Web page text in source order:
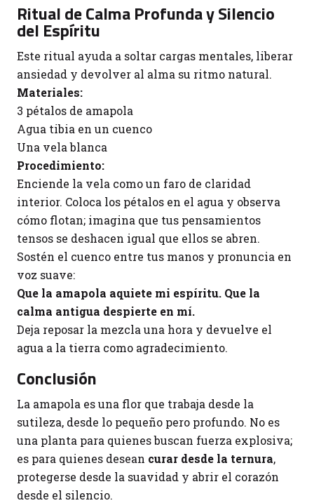
Ritual de Calma Profunda y Silencio
del Espíritu
Este ritual ayuda a soltar cargas mentales, liberar
ansiedad y devolver al alma su ritmo natural.
Materiales:
3 pétalos de amapola
Agua tibia en un cuenco
Una vela blanca
Procedimiento:
Enciende la vela como un faro de claridad
interior. Coloca los pétalos en el agua y observa
cómo flotan; imagina que tus pensamientos
tensos se deshacen igual que ellos se abren.
Sostén el cuenco entre tus manos y pronuncia en
voz suave:
Que la amapola aquiete mi espíritu. Que la
calma antigua despierte en mí.
Deja reposar la mezcla una hora y devuelve el
agua a la tierra como agradecimiento.
Conclusión
La amapola es una flor que trabaja desde la
sutileza, desde lo pequeño pero profundo. No es
una planta para quienes buscan fuerza explosiva;
es para quienes desean curar desde la ternura,
protegerse desde la suavidad y abrir el corazón
desde el silencio.